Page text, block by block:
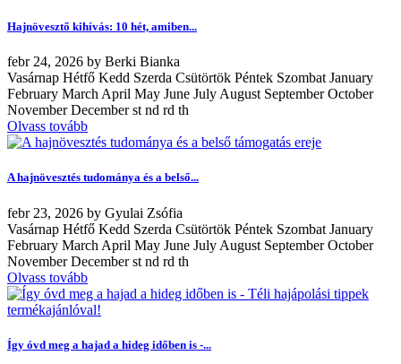
Hajnövesztő kihívás: 10 hét, amiben...
febr 24, 2026 by Berki Bianka
Vasárnap Hétfő Kedd Szerda Csütörtök Péntek Szombat January
February March April May June July August September October
November December st nd rd th
Olvass tovább
A hajnövesztés tudománya és a belső...
febr 23, 2026 by Gyulai Zsófia
Vasárnap Hétfő Kedd Szerda Csütörtök Péntek Szombat January
February March April May June July August September October
November December st nd rd th
Olvass tovább
Így óvd meg a hajad a hideg időben is -...